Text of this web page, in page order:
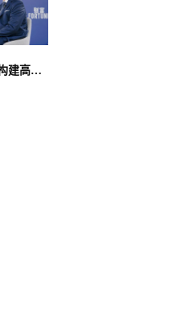
对话赛力斯康波：以ESG之道，构建高端智能汽车品牌全球竞争力